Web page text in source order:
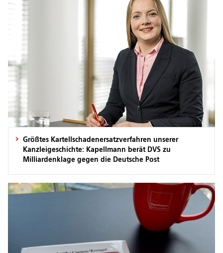
Größtes Kartellschadenersatzverfahren unserer
Kanzleigeschichte: Kapellmann berät DVS zu
Milliardenklage gegen die Deutsche Post